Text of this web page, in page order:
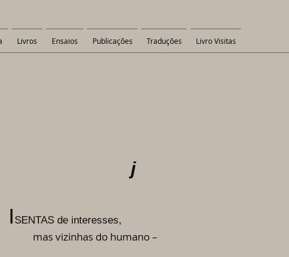
Livros Ensaios Publicações Traduções Livro Visitas
j
I SENTAS de interesses,
mas vizinhas do humano –